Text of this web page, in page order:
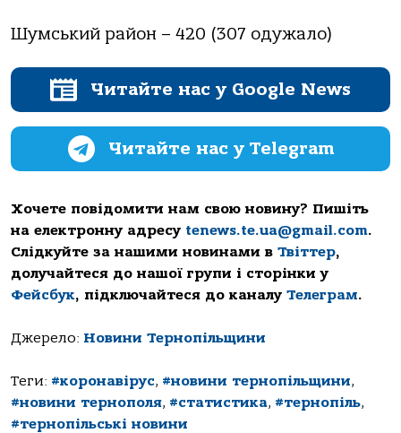
Шумський район – 420 (307 одужало)
Читайте нас у Google News
Читайте нас у Telegram
Хочете повідомити нам свою новину? Пишіть
на електронну адресу tenews.te.ua@gmail.com.
Слідкуйте за нашими новинами в Твіттер,
долучайтеся до нашої групи і сторінки у
Фейсбук, підключайтеся до каналу Телеграм.
Джерело: Новини Тернопільщини
Теги: #коронавірус, #новини тернопільщини,
#новини тернополя, #статистика, #тернопіль,
#тернопільські новини